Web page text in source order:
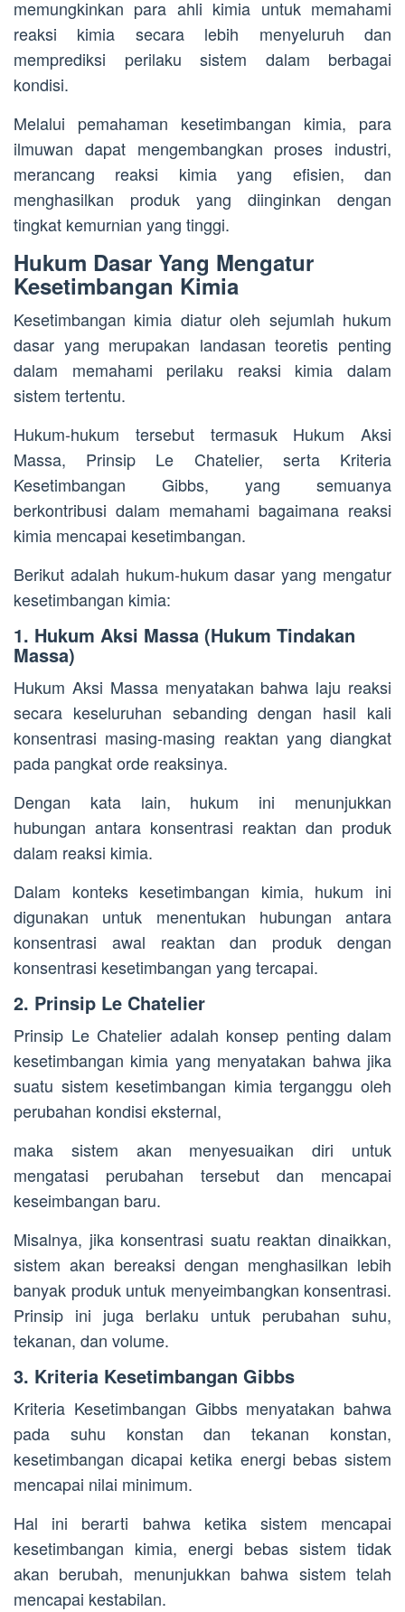
memungkinkan para ahli kimia untuk memahami
reaksi kimia secara lebih menyeluruh dan
memprediksi perilaku sistem dalam berbagai
kondisi.
Melalui pemahaman kesetimbangan kimia, para
ilmuwan dapat mengembangkan proses industri,
merancang reaksi kimia yang efisien, dan
menghasilkan produk yang diinginkan dengan
tingkat kemurnian yang tinggi.
Hukum Dasar Yang Mengatur
Kesetimbangan Kimia
Kesetimbangan kimia diatur oleh sejumlah hukum
dasar yang merupakan landasan teoretis penting
dalam memahami perilaku reaksi kimia dalam
sistem tertentu.
Hukum-hukum tersebut termasuk Hukum Aksi
Massa, Prinsip Le Chatelier, serta Kriteria
Kesetimbangan Gibbs, yang semuanya
berkontribusi dalam memahami bagaimana reaksi
kimia mencapai kesetimbangan.
Berikut adalah hukum-hukum dasar yang mengatur
kesetimbangan kimia:
1. Hukum Aksi Massa (Hukum Tindakan
Massa)
Hukum Aksi Massa menyatakan bahwa laju reaksi
secara keseluruhan sebanding dengan hasil kali
konsentrasi masing-masing reaktan yang diangkat
pada pangkat orde reaksinya.
Dengan kata lain, hukum ini menunjukkan
hubungan antara konsentrasi reaktan dan produk
dalam reaksi kimia.
Dalam konteks kesetimbangan kimia, hukum ini
digunakan untuk menentukan hubungan antara
konsentrasi awal reaktan dan produk dengan
konsentrasi kesetimbangan yang tercapai.
2. Prinsip Le Chatelier
Prinsip Le Chatelier adalah konsep penting dalam
kesetimbangan kimia yang menyatakan bahwa jika
suatu sistem kesetimbangan kimia terganggu oleh
perubahan kondisi eksternal,
maka sistem akan menyesuaikan diri untuk
mengatasi perubahan tersebut dan mencapai
keseimbangan baru.
Misalnya, jika konsentrasi suatu reaktan dinaikkan,
sistem akan bereaksi dengan menghasilkan lebih
banyak produk untuk menyeimbangkan konsentrasi.
Prinsip ini juga berlaku untuk perubahan suhu,
tekanan, dan volume.
3. Kriteria Kesetimbangan Gibbs
Kriteria Kesetimbangan Gibbs menyatakan bahwa
pada suhu konstan dan tekanan konstan,
kesetimbangan dicapai ketika energi bebas sistem
mencapai nilai minimum.
Hal ini berarti bahwa ketika sistem mencapai
kesetimbangan kimia, energi bebas sistem tidak
akan berubah, menunjukkan bahwa sistem telah
mencapai kestabilan.